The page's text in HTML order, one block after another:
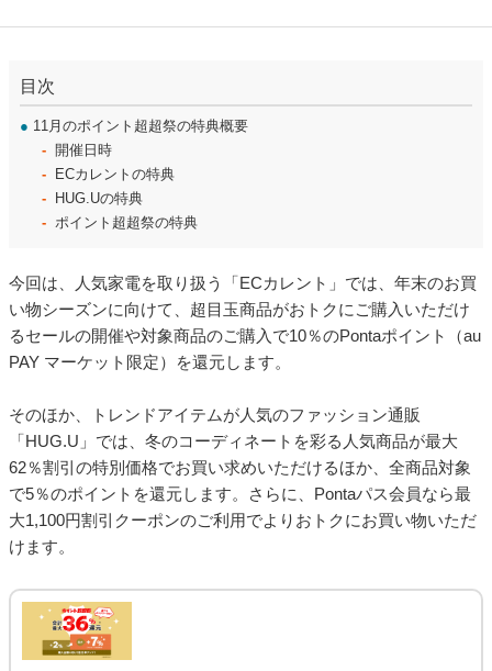
目次
● 11月のポイント超超祭の特典概要
開催日時
ECカレントの特典
HUG.Uの特典
ポイント超超祭の特典
今回は、人気家電を取り扱う「ECカレント」では、年末のお買
い物シーズンに向けて、超目玉商品がおトクにご購入いただけ
るセールの開催や対象商品のご購入で10％のPontaポイント（au
PAY マーケット限定）を還元します。
そのほか、トレンドアイテムが人気のファッション通販
「HUG.U」では、冬のコーディネートを彩る人気商品が最大
62％割引の特別価格でお買い求めいただけるほか、全商品対象
で5％のポイントを還元します。さらに、Pontaパス会員なら最
大1,100円割引クーポンのご利用でよりおトクにお買い物いただ
けます。